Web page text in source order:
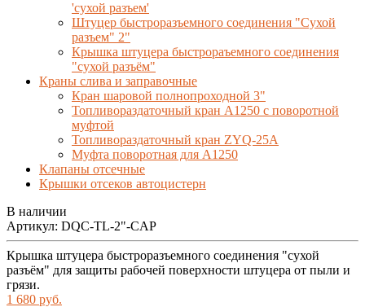
'сухой разъем'
Штуцер быстроразъемного соединения "Сухой
разъем" 2"
Крышка штуцера быстрораъемного соединения
"сухой разъём"
Краны слива и заправочные
Кран шаровой полнопроходной 3"
Топливораздаточный кран A1250 с поворотной
муфтой
Топливораздаточный кран ZYQ-25A
Муфта поворотная для А1250
Клапаны отсечные
Крышки отсеков автоцистерн
В наличии
Артикул: DQC-TL-2"-CAP
Крышка штуцера быстроразъемного соединения "сухой
разъём" для защиты рабочей поверхности штуцера от пыли и
грязи.
1 680 руб.